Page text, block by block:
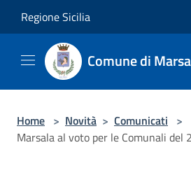
Regione Sicilia
Comune di
Home > Novità > Comunicati >
Marsala al voto per le Comunali del